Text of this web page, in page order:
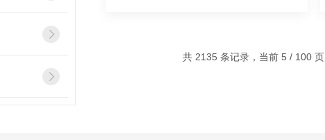
共 2135 条记录，当前 5 / 100 页